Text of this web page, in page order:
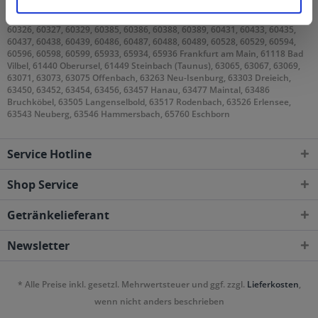
60308, 60311, 60313, 60314, 60316, 60318, 60320, 60322, 60323, 60325,
60326, 60327, 60329, 60385, 60386, 60388, 60389, 60431, 60433, 60435,
60437, 60438, 60439, 60486, 60487, 60488, 60489, 60528, 60529, 60594,
60596, 60598, 60599, 65933, 65934, 65936 Frankfurt am Main, 61118 Bad
Vilbel, 61440 Oberursel, 61449 Steinbach (Taunus), 63065, 63067, 63069,
63071, 63073, 63075 Offenbach, 63263 Neu-Isenburg, 63303 Dreieich,
63450, 63452, 63454, 63456, 63457 Hanau, 63477 Maintal, 63486
Bruchköbel, 63505 Langenselbold, 63517 Rodenbach, 63526 Erlensee,
63543 Neuberg, 63546 Hammersbach, 65760 Eschborn
Service Hotline
Shop Service
Getränkelieferant
Newsletter
* Alle Preise inkl. gesetzl. Mehrwertsteuer und ggf. zzgl. Lieferkosten,
wenn nicht anders beschrieben